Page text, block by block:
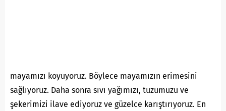
mayamızı koyuyoruz. Böylece mayamızın erimesini
sağlıyoruz. Daha sonra sıvı yağımızı, tuzumuzu ve
şekerimizi ilave ediyoruz ve güzelce karıştırıyoruz. En